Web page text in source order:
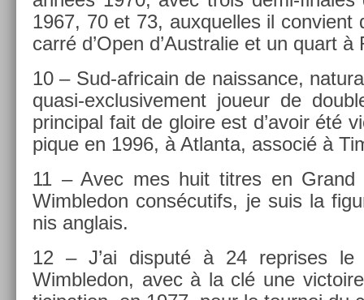
1967, 70 et 73, aux­quel­les il con­vient
carré d’Open d’Australie et un quart
10 – Sud-africain de nais­sance,
quasi-exclusivement joueur de
prin­cip­al fait de gloire est d’avoir été
pique en 1996, à At­lanta, as­socié à
11 – Avec mes huit tit­res en Grand
Wimbledon con­sécutifs, je suis la
nis an­glais.
12 – J’ai dis­puté à 24 re­prises le
Wimbledon, avec à la clé une